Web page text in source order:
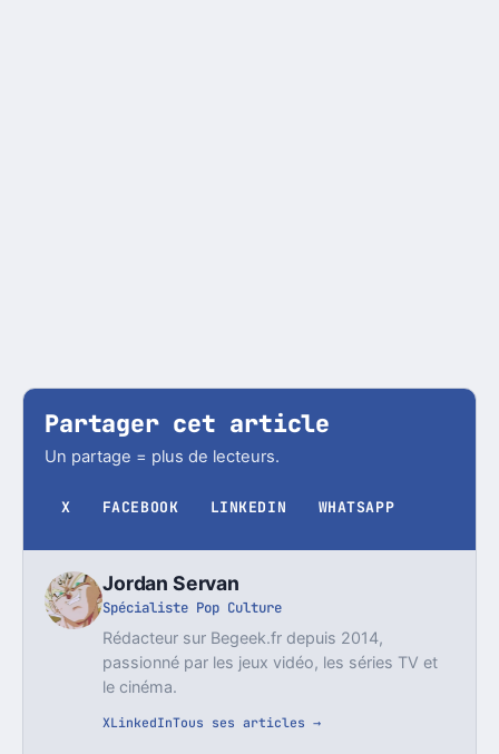
Partager cet article
Un partage = plus de lecteurs.
X FACEBOOK LINKEDIN WHATSAPP
Jordan Servan
Spécialiste Pop Culture
Rédacteur sur Begeek.fr depuis 2014,
passionné par les jeux vidéo, les séries TV et
le cinéma.
XLinkedInTous ses articles →